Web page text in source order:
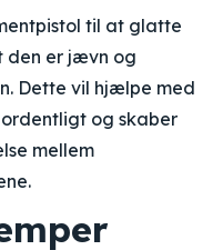
til at glatte
den er jævn og
Dette vil hjælpe med
og skaber
mellem